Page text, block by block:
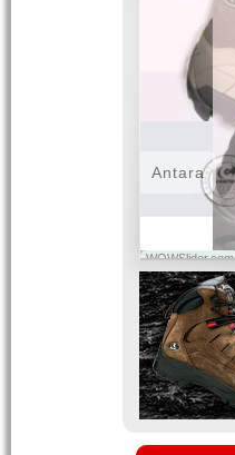
WOWSlider.com
Antara